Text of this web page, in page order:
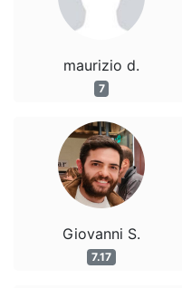
maurizio d.
7
Giovanni S.
7.17